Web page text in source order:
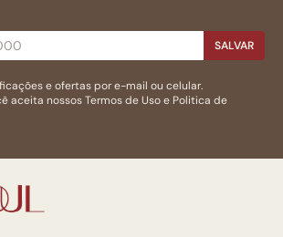
SALVAR
e ofertas por e-mail ou celular.
aceita nossosTermos de Usoe Politica de